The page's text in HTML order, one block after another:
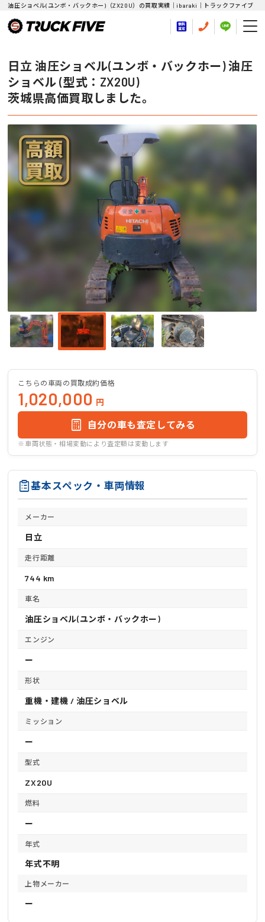
油圧ショベル(ユンボ・バックホー)（ZX20U）の買取実績｜ibaraki｜トラックファイブ
日立 油圧ショベル(ユンボ・バックホー) 油圧
ショベル (型式：ZX20U)
茨城県高価買取しました。
こちらの車両の買取成約価格
1,020,000 円
自分の車も査定してみる
※車両状態・相場変動により査定額は変動します
基本スペック・車両情報
メーカー
日立
走行距離
744 km
車名
油圧ショベル(ユンボ・バックホー)
エンジン
ー
形状
重機・建機 / 油圧ショベル
ミッション
ー
型式
ZX20U
燃料
ー
年式
年式不明
上物メーカー
ー